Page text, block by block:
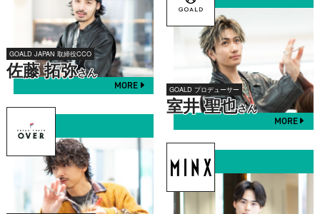
GOALD JAPAN 取締役CCO
佐藤 拓弥さん
MORE GOALD プロデューサー
室井 聖也さん
MORE